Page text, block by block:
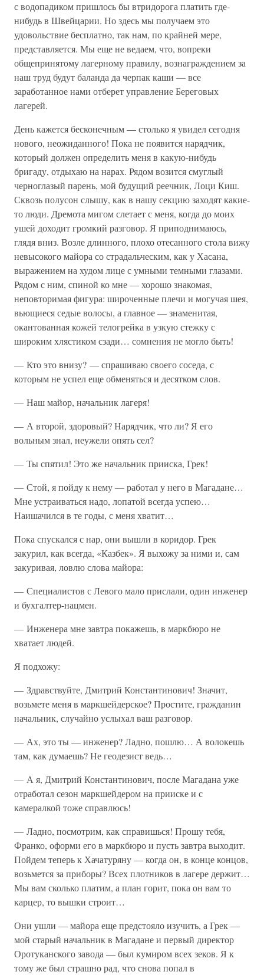
с водопадиком пришлось бы втридорога платить где-
нибудь в Швейцарии. Но здесь мы получаем это
удовольствие бесплатно, так нам, по крайней мере,
представляется. Мы еще не ведаем, что, вопреки
общепринятому лагерному правилу, вознаграждением за
наш труд будут баланда да черпак каши — все
заработанное нами отберет управление Береговых
лагерей.
День кажется бесконечным — столько я увидел сегодня
нового, неожиданного! Пока не появится нарядчик,
который должен определить меня в какую-нибудь
бригаду, отдыхаю на нарах. Рядом возится смуглый
черноглазый парень, мой будущий реечник, Лоци Киш.
Сквозь полусон слышу, как в нашу секцию заходят какие-
то люди. Дремота мигом слетает с меня, когда до моих
ушей доходит громкий разговор. Я приподнимаюсь,
глядя вниз. Возле длинного, плохо отесанного стола вижу
невысокого майора со страдальческим, как у Хасана,
выражением на худом лице с умными темными глазами.
Рядом с ним, спиной ко мне — хорошо знакомая,
неповторимая фигура: широченные плечи и могучая шея,
вьющиеся седые волосы, а главное — знаменитая,
окантованная кожей телогрейка в узкую стежку с
широким хлястиком сзади… сомнения не могло быть!
— Кто это внизу? — спрашиваю своего соседа, с
которым не успел еще обменяться и десятком слов.
— Наш майор, начальник лагеря!
— А второй, здоровый? Нарядчик, что ли? Я его
вольным знал, неужели опять сел?
— Ты спятил! Это же начальник прииска, Грек!
— Стой, я пойду к нему — работал у него в Магадане…
Мне устраиваться надо, лопатой всегда успею…
Наишачился в те годы, с меня хватит…
Пока спускался с нар, они вышли в коридор. Грек
закурил, как всегда, «Казбек». Я выхожу за ними и, сам
закуривая, ловлю слова майора:
— Специалистов с Левого мало прислали, один инженер
и бухгалтер-нацмен.
— Инженера мне завтра покажешь, в маркбюро не
хватает людей.
Я подхожу:
— Здравствуйте, Дмитрий Константинович! Значит,
возьмете меня в маркшейдерское? Простите, гражданин
начальник, случайно услыхал ваш разговор.
— Ах, это ты — инженер? Ладно, пошлю… А волокешь
там, как думаешь? Не геодезист ведь…
— А я, Дмитрий Константинович, после Магадана уже
отработал сезон маркшейдером на прииске и с
камералкой тоже справлюсь!
— Ладно, посмотрим, как справишься! Прошу тебя,
Франко, оформи его в маркбюро и пусть завтра выходит.
Пойдем теперь к Хачатуряну — когда он, в конце концов,
возьмется за приборы? Всех плотников в лагере держит…
Мы вам сколько платим, а план горит, пока он вам то
карцер, то вышки строит…
Они ушли — майора еще предстояло изучить, а Грек —
мой старый начальник в Магадане и первый директор
Оротуканского завода — был кумиром всех зеков. Я к
тому же был страшно рад, что снова попал в